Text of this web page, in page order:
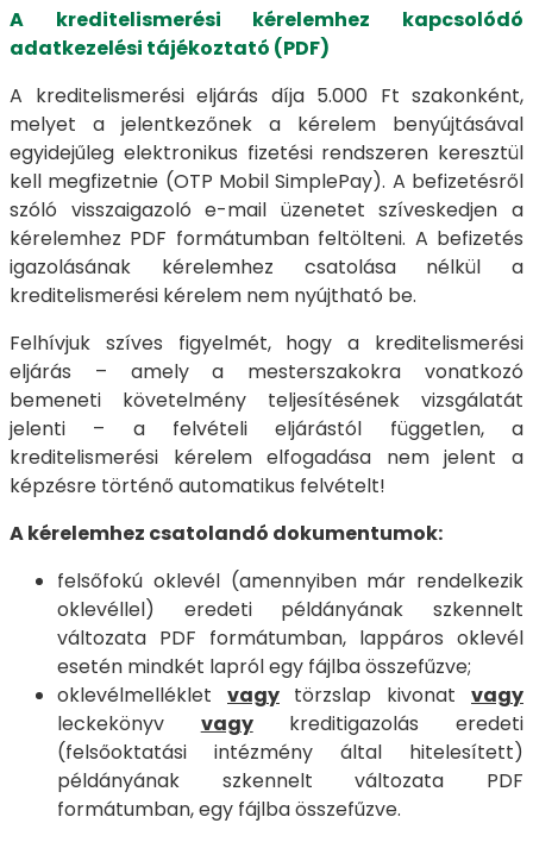
A kreditelismerési kérelemhez kapcsolódó
adatkezelési tájékoztató (PDF)
A kreditelismerési eljárás díja 5.000 Ft szakonként,
melyet a jelentkezőnek a kérelem benyújtásával
egyidejűleg elektronikus fizetési rendszeren keresztül
kell megfizetnie (OTP Mobil SimplePay). A befizetésről
szóló visszaigazoló e-mail üzenetet szíveskedjen a
kérelemhez PDF formátumban feltölteni. A befizetés
igazolásának kérelemhez csatolása nélkül a
kreditelismerési kérelem nem nyújtható be.
Felhívjuk szíves figyelmét, hogy a kreditelismerési
eljárás – amely a mesterszakokra vonatkozó
bemeneti követelmény teljesítésének vizsgálatát
jelenti – a felvételi eljárástól független, a
kreditelismerési kérelem elfogadása nem jelent a
képzésre történő automatikus felvételt!
A kérelemhez csatolandó dokumentumok:
felsőfokú oklevél (amennyiben már rendelkezik
oklevéllel) eredeti példányának szkennelt
változata PDF formátumban, lappáros oklevél
esetén mindkét lapról egy fájlba összefűzve;
oklevélmelléklet vagy törzslap kivonat vagy
leckekönyv vagykreditigazolás eredeti
(felsőoktatási intézmény által hitelesített)
példányának szkennelt változata PDF
formátumban, egy fájlba összefűzve.